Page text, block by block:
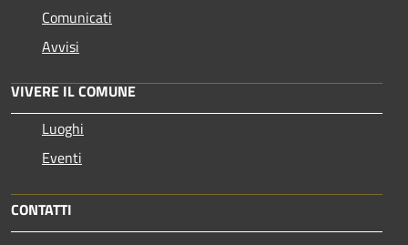
Comunicati
Avvisi
VIVERE IL COMUNE
Luoghi
Eventi
CONTATTI